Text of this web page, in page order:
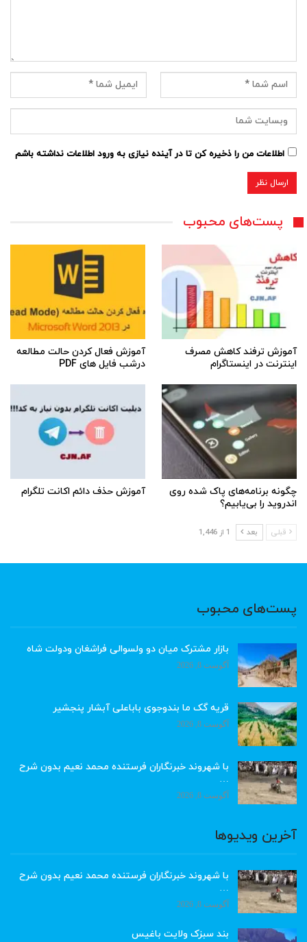
اطلاعات من را ذخیره کن تا در آینده نیازی به ورود اطلاعات نداشته باشم
پست‌های محبوب
آموزش ترفند کاهش مصرف
اینترنت در اینستاگرام
آموزش فعال کردن حالت مطالعه
درشب فایل های PDF
چگونه برنامه‌های پاک شده روی
اندروید را بی‌یابیم؟
آموزش حذف دائم اکانت تلگرام
قبلی بعد 1 از 1,446
پست‌های محبوب
بازار مشترک میان دو ولسوالی فراشغان ودولت شاه
آگوست 8, 2026
قریه گک ما بندوجوی باباعلی آبشار پنجشیر
آگوست 8, 2026
با شهروند خبرنگاران فرستنده محمد نعیم بدون شرح
…
آگوست 8, 2026
آخرین ویدیوها
با شهروند خبرنگاران فرستنده محمد نعیم بدون شرح
…
آگوست 8, 2026
بند سبزک ولایت باغیس